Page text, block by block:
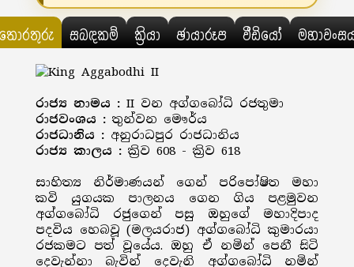
සබඳකම් ක්‍රියා ඡායාරූප වීඩියෝ
රාජ්‍ය නාමය : II වන අග්ගබෝධි රජතුමා
රාජවංශය : තුන්වන මෞර්ය
රාජධානිය : අනුරාධපුර රාජධානිය
රාජ්‍ය කාලය : ක්‍රිව 608 - ක්‍රිව 618
සාහිත්‍ය නිර්මාණයන් ගෙන් පරිපෝෂිත මහා
කවි යුගයක පාලනය ගෙන ගිය පළමුවන
අග්ගබෝධි රජුගෙන් පසු ඔහුගේ මහාදිපාද
පදවිය හෙබවූ (මලයරාජ) අග්ගබෝධි කුමාරයා
රජකමට පත් වූයේය. ඔහු ඒ නමින් පෙනී සිටි
දෙවැන්නා බැවින් දෙවැනි අග්ගබෝධි නමින්